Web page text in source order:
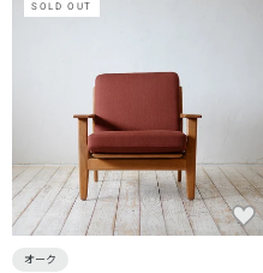
SOLD OUT
オーク